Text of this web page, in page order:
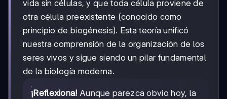
vida sin células, y que toda célula proviene de
otra célula preexistente (conocido como
principio de biogénesis). Esta teoría unificó
nuestra comprensión de la organización de los
seres vivos y sigue siendo un pilar fundamental
de la biología moderna.
¡Reflexiona! Aunque parezca obvio hoy, la